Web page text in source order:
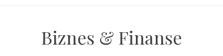
Biznes & Finanse